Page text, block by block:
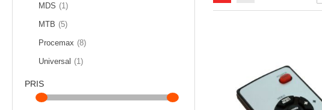
MDS 1
Artikel
MTB 5
föremål
Procemax 8
föremål
Universal 1
Artikel
PRIS